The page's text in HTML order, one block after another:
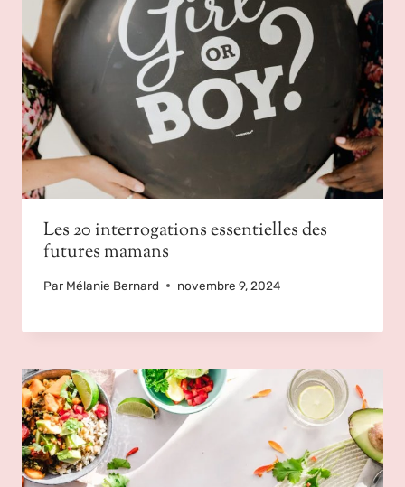
Les 20 interrogations essentielles des
futures mamans
Par Mélanie Bernard novembre 9, 2024